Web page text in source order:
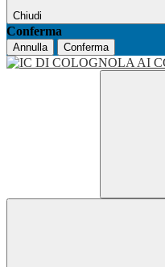
Chiudi
Conferma
Annulla Conferma